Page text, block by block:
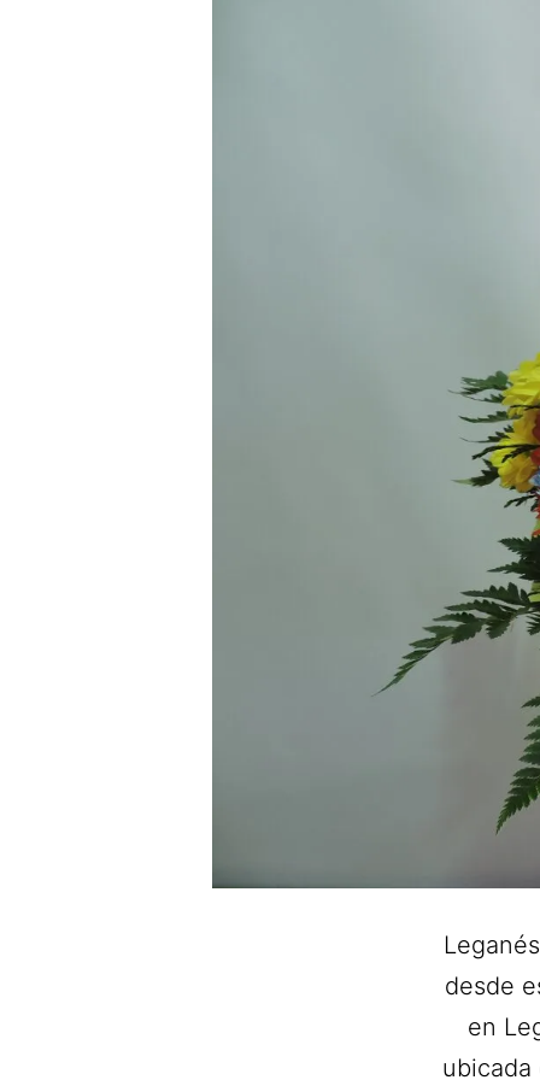
desde
en
ubicada